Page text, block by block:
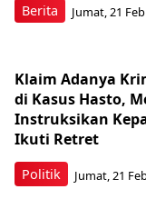
Berita Jumat, 21
Politik
Klaim Adanya
di Kasus Hasto,
Instruksikan
Ikuti Retret
Jumat, 21